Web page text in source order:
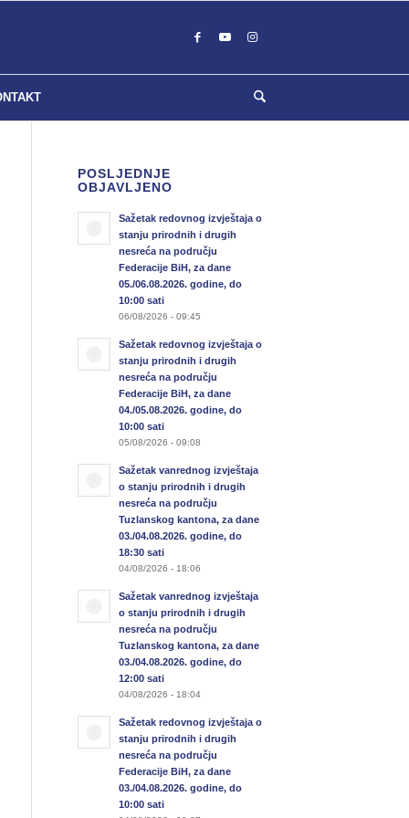
POSLJEDNJE
OBJAVLJENO
Sažetak redovnog izvještaja o
stanju prirodnih i drugih
nesreća na području
Federacije BiH, za dane
05./06.08.2026. godine, do
10:00 sati
06/08/2026 - 09:45
Sažetak redovnog izvještaja o
stanju prirodnih i drugih
nesreća na području
Federacije BiH, za dane
04./05.08.2026. godine, do
10:00 sati
05/08/2026 - 09:08
Sažetak vanrednog izvještaja
o stanju prirodnih i drugih
nesreća na području
Tuzlanskog kantona, za dane
03./04.08.2026. godine, do
18:30 sati
04/08/2026 - 18:06
Sažetak vanrednog izvještaja
o stanju prirodnih i drugih
nesreća na području
Tuzlanskog kantona, za dane
03./04.08.2026. godine, do
12:00 sati
04/08/2026 - 18:04
Sažetak redovnog izvještaja o
stanju prirodnih i drugih
nesreća na području
Federacije BiH, za dane
03./04.08.2026. godine, do
10:00 sati